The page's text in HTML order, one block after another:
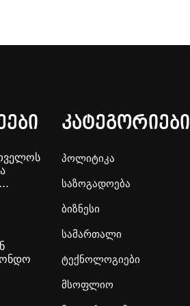
კატეგორიები
პოლიტიკა
საზოგადოება
ბიზნესი
სამართალი
ტექნოლოგიები
მსოფლიო